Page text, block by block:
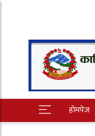
होमपेज